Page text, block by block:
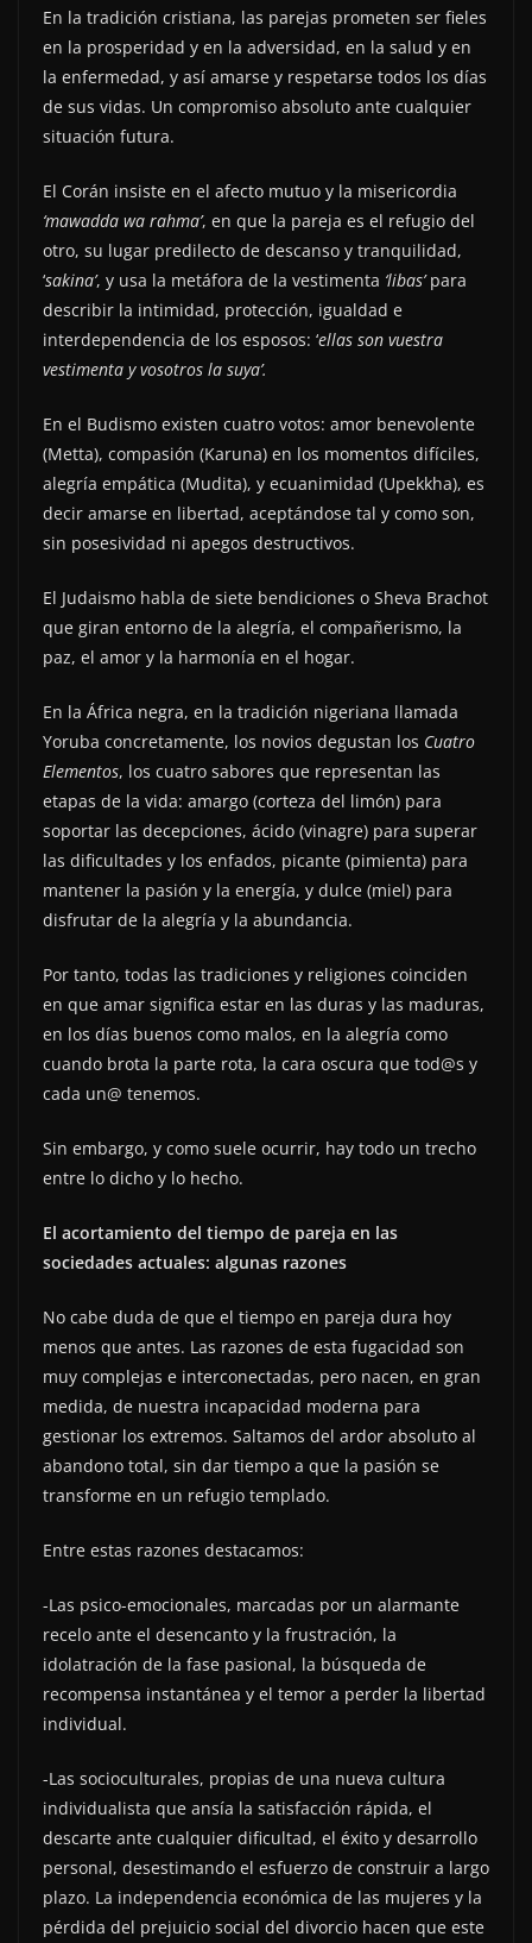
En la tradición cristiana, las parejas prometen ser fieles
en la prosperidad y en la adversidad, en la salud y en
la enfermedad, y así amarse y respetarse todos los días
de sus vidas. Un compromiso absoluto ante cualquier
situación futura.
El Corán insiste en el afecto mutuo y la misericordia
‘mawadda wa rahma’, en que la pareja es el refugio del
otro, su lugar predilecto de descanso y tranquilidad,
‘sakina’, y usa la metáfora de la vestimenta ‘libas’para
describir la intimidad, protección, igualdad e
interdependencia de los esposos: ‘ellas son vuestra
vestimenta y vosotros la suya’.
En el Budismo existen cuatro votos: amor benevolente
(Metta), compasión (Karuna) en los momentos difíciles,
alegría empática (Mudita), y ecuanimidad (Upekkha), es
decir amarse en libertad, aceptándose tal y como son,
sin posesividad ni apegos destructivos.
El Judaismo habla de siete bendiciones o Sheva Brachot
que giran entorno de la alegría, el compañerismo, la
paz, el amor y la harmonía en el hogar.
En la África negra, en la tradición nigeriana llamada
Yoruba concretamente, los novios degustan los Cuatro
Elementos, los cuatro sabores que representan las
etapas de la vida: amargo (corteza del limón) para
soportar las decepciones, ácido (vinagre) para superar
las dificultades y los enfados, picante (pimienta) para
mantener la pasión y la energía, y dulce (miel) para
disfrutar de la alegría y la abundancia.
Por tanto, todas las tradiciones y religiones coinciden
en que amar significa estar en las duras y las maduras,
en los días buenos como malos, en la alegría como
cuando brota la parte rota, la cara oscura que tod@s y
cada un@ tenemos.
Sin embargo, y como suele ocurrir, hay todo un trecho
entre lo dicho y lo hecho.
El acortamiento del tiempo de pareja en las
sociedades actuales: algunas razones
No cabe duda de que el tiempo en pareja dura hoy
menos que antes. Las razones de esta fugacidad son
muy complejas e interconectadas, pero nacen, en gran
medida, de nuestra incapacidad moderna para
gestionar los extremos. Saltamos del ardor absoluto al
abandono total, sin dar tiempo a que la pasión se
transforme en un refugio templado.
Entre estas razones destacamos:
-Las psico-emocionales, marcadas por un alarmante
recelo ante el desencanto y la frustración, la
idolatración de la fase pasional, la búsqueda de
recompensa instantánea y el temor a perder la libertad
individual.
-Las socioculturales, propias de una nueva cultura
individualista que ansía la satisfacción rápida, el
descarte ante cualquier dificultad, el éxito y desarrollo
personal, desestimando el esfuerzo de construir a largo
plazo. La independencia económica de las mujeres y la
pérdida del prejuicio social del divorcio hacen que este